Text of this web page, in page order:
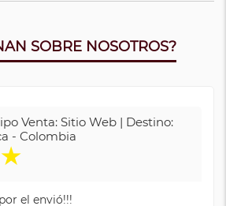
SOBRE NOSOTROS?
Venta: Sitio Web | Destino:
- Colombia
★
el envió!!!